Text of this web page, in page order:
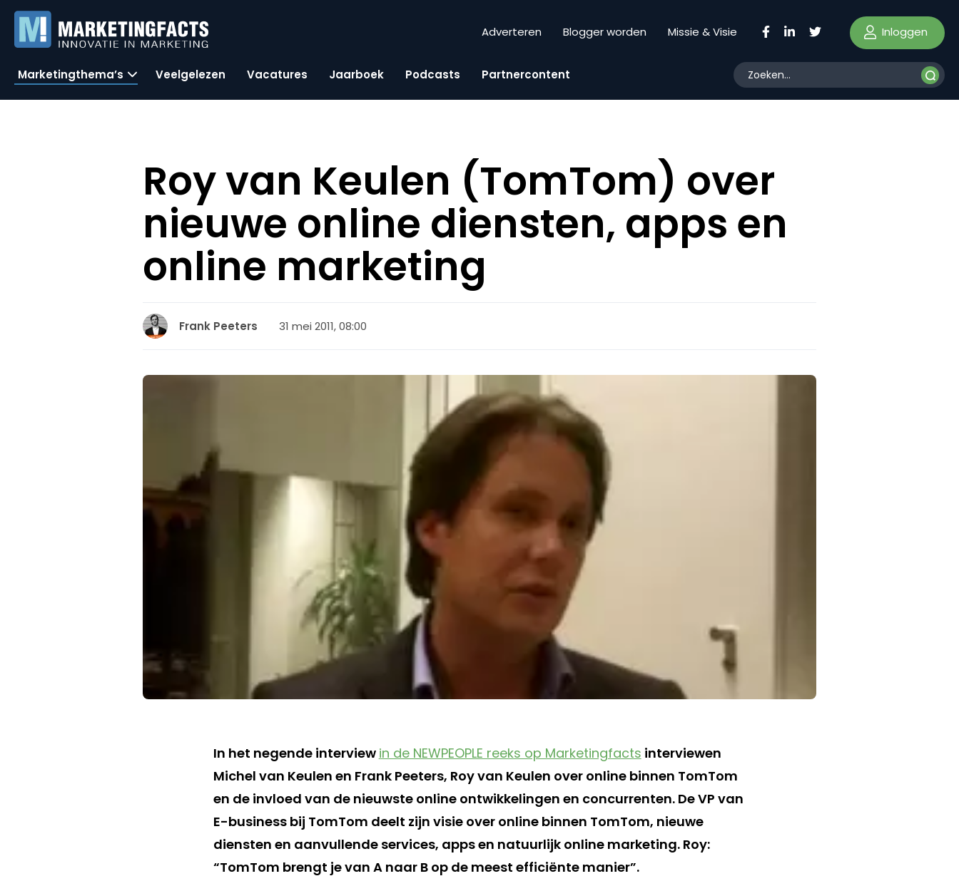
Adverteren Blogger worden Missie & Visie Inloggen
Marketingthema’s Veelgelezen Vacatures Jaarboek Podcasts Partnercontent
Roy van Keulen (TomTom) over
nieuwe online diensten, apps en
online marketing
Frank Peeters 31 mei 2011, 08:00
In het negende interview in de NEWPEOPLE reeks op Marketingfacts interviewen
Michel van Keulen en Frank Peeters, Roy van Keulen over online binnen TomTom
en de invloed van de nieuwste online ontwikkelingen en concurrenten. De VP van
E-business bij TomTom deelt zijn visie over online binnen TomTom, nieuwe
diensten en aanvullende services, apps en natuurlijk online marketing. Roy:
“TomTom brengt je van A naar B op de meest efficiënte manier”.